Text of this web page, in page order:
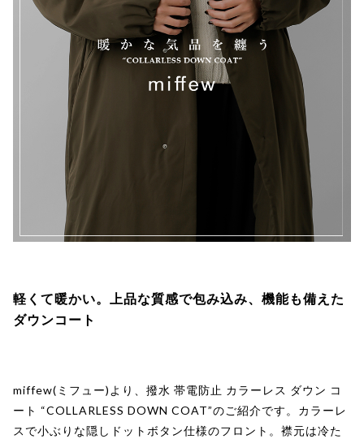
軽くて暖かい。上品な質感で包み込み、機能も備えた
ダウンコート
miffew(ミフュー)より、撥水 帯電防止 カラーレス ダウン コ
ート “COLLARLESS DOWN COAT”のご紹介です。カラーレ
スで小ぶりな隠しドットボタン仕様のフロント。襟元は冷た